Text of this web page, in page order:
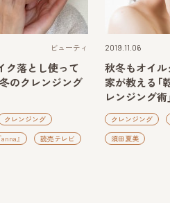
ビューティ
ク落とし使って
のクレンジング
クレンジング
』 読売テレビ
2019.11.06
秋冬もオイル
家が教える「
レンジング術
クレンジング
須田夏美